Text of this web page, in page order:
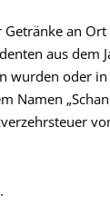
an
aus dem
wurden oder
Namen